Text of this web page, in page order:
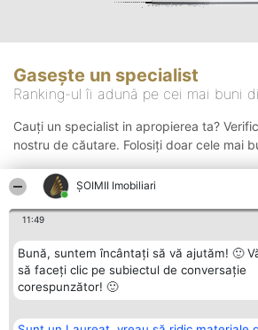
ȘOIMII Imobiliari
11:49
Bună, suntem încântați să vă ajutăm! 🙂
să faceți clic pe subiectul de conversație
corespunzător! 🙂
Gasește un specialist
Ranking-ul îi adună pe cei mai buni
Cauți un specialist in apropierea ta?
nostru de căutare. Folosiți doar cele mai